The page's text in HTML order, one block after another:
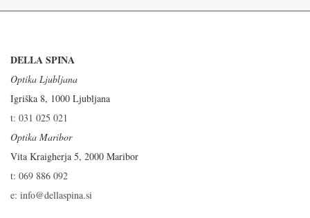
DELLA SPINA
Optika Ljubljana
Igriška 8, 1000 Ljubljana
t: 031 025 021
Optika Maribor
Vita Kraigherja 5, 2000 Maribor
t: 069 886 092
e: info@dellaspina.si